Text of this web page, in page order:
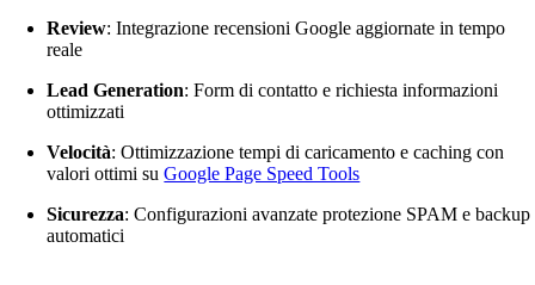
Review: Integrazione recensioni Google aggiornate in tempo
reale
Lead Generation: Form di contatto e richiesta informazioni
ottimizzati
Velocità: Ottimizzazione tempi di caricamento e caching con
valori ottimi suGoogle Page Speed Tools
Sicurezza: Configurazioni avanzate protezione SPAM e backup
automatici